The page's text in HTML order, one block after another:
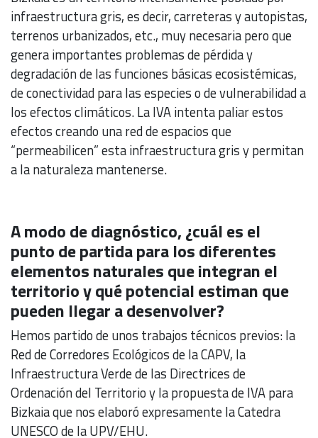
infraestructura gris, es decir, carreteras y autopistas,
terrenos urbanizados, etc., muy necesaria pero que
genera importantes problemas de pérdida y
degradación de las funciones básicas ecosistémicas,
de conectividad para las especies o de vulnerabilidad a
los efectos climáticos. La IVA intenta paliar estos
efectos creando una red de espacios que
“permeabilicen” esta infraestructura gris y permitan
a la naturaleza mantenerse.
A modo de diagnóstico, ¿cuál es el
punto de partida para los diferentes
elementos naturales que integran el
territorio y qué potencial estiman que
pueden llegar a desenvolver?
Hemos partido de unos trabajos técnicos previos: la
Red de Corredores Ecológicos de la CAPV, la
Infraestructura Verde de las Directrices de
Ordenación del Territorio y la propuesta de IVA para
Bizkaia que nos elaboró expresamente la Catedra
UNESCO de la UPV/EHU.